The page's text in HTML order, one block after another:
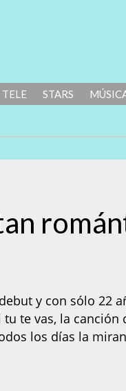
TELE STARS
y con sólo 22
te vas, la
los días la